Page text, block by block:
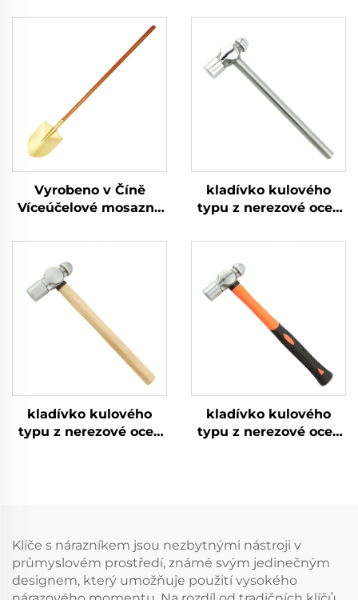
Vyrobeno v Číně
Víceúčelové mosazné
hrotem s dřevěnou
rukovětí pro použití ve
výbušných a
hořlavých prostředích
kladívko kulového
typu z nerezové oceli
rezavění, korozi a
nízké intenzitě
magnetismu s
rukovětí z nerezové
oceli
kladívko kulového
typu z nerezové oceli
kladívko kulového
typu z nerezové oceli
skleněného vlákna
Klíče s nárazníkem jsou nezbytnými nástroji v
průmyslovém prostředí, známé svým jedinečným
designem, který umožňuje použití vysokého